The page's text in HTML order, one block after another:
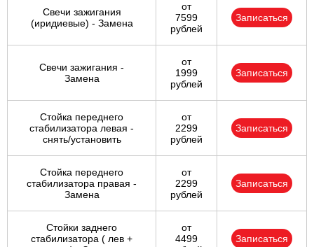
Свечи зажигания
(иридиевые) - Замена
от
7599
рублей
Записаться
Свечи зажигания -
Замена
от
1999
рублей
Записаться
Стойка переднего
стабилизатора левая -
снять/установить
от
2299
рублей
Записаться
Стойка переднего
стабилизатора правая -
Замена
от
2299
рублей
Записаться
Стойки заднего
стабилизатора ( лев +
от
4499
Записаться